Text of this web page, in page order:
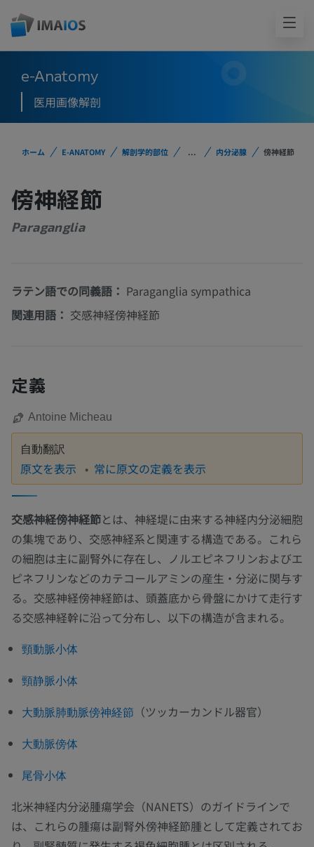
e-Anatomy
医用画像解剖
ホーム E-ANATOMY 解剖学的部位 ... 内分泌腺 傍神経節
傍神経節
Paraganglia
ラテン語での同義語： Paraganglia sympathica
関連用語： 交感神経傍神経節
定義
Antoine Micheau
自動翻訳
原文を表示 常に原文の定義を表示
交感神経傍神経節とは、神経堤に由来する神経内分泌細胞
の集塊であり、交感神経系と関連する構造である。これら
の細胞は主に副腎外に存在し、ノルエピネフリンおよびエ
ピネフリンなどのカテコールアミンの産生・分泌に関与す
る。交感神経傍神経節は、頭蓋底から骨盤にかけて走行す
る交感神経幹に沿って分布し、以下の構造が含まれる。
頸動脈小体
頸静脈小体
大動脈肺動脈傍神経節 （ツッカーカンドル器官）
大動脈傍体
尾骨小体
北米神経内分泌腫瘍学会（NANETS）のガイドラインで
は、これらの腫瘍は副腎外傍神経節腫として定義されてお